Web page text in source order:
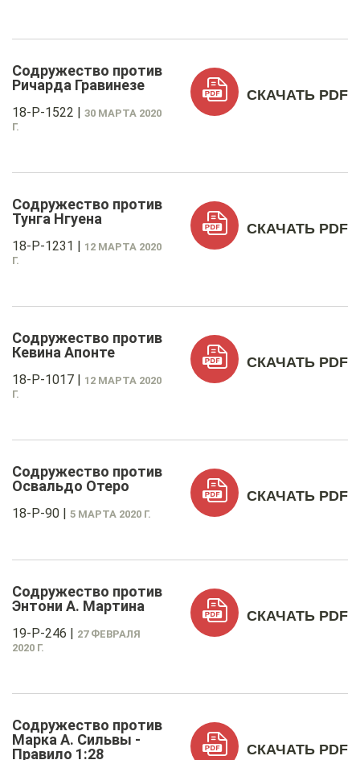
Содружество против
Ричарда Гравинезе
18-P-1522 | 30 МАРТА 2020
Г.
СКАЧАТЬ PDF
Содружество против
Тунга Нгуена
18-P-1231 | 12 МАРТА 2020
Г.
СКАЧАТЬ PDF
Содружество против
Кевина Апонте
18-P-1017 | 12 МАРТА 2020
Г.
СКАЧАТЬ PDF
Содружество против
Освальдо Отеро
18-P-90 | 5 МАРТА 2020 Г.
СКАЧАТЬ PDF
Содружество против
Энтони А. Мартина
19-P-246 | 27 ФЕВРАЛЯ
2020 Г.
СКАЧАТЬ PDF
Содружество против
Марка А. Сильвы -
Правило 1:28
СКАЧАТЬ PDF